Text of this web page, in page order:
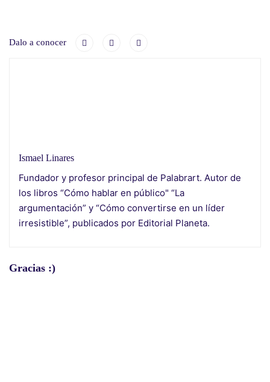
Dalo a conocer
Ismael Linares
Fundador y profesor principal de Palabrart. Autor de
los libros “Cómo hablar en público" “La
argumentación” y “Cómo convertirse en un líder
irresistible”, publicados por Editorial Planeta.
Gracias :)